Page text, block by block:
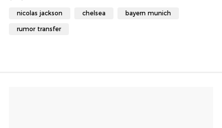
nicolas jackson chelsea bayern munich
rumor transfer